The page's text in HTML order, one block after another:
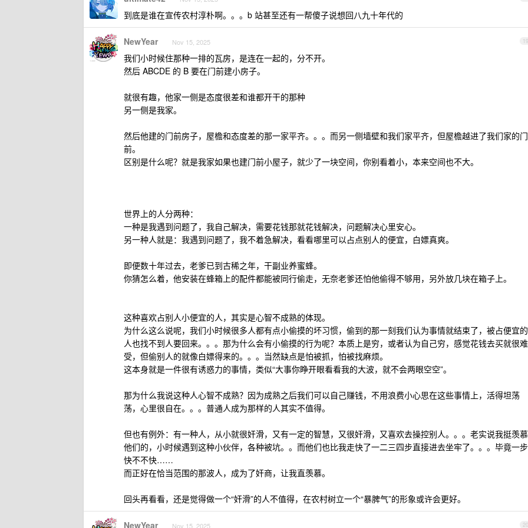
到底是谁在宣传农村淳朴啊。。。b 站甚至还有一帮傻子说想回八九十年代的
19
NewYear Nov 15, 2025
我们小时候住那种一排的瓦房，是连在一起的，分不开。
然后 ABCDE 的 B 要在门前建小房子。
就很有趣，他家一侧是态度很差和谁都开干的那种
另一侧是我家。
然后他建的门前房子，屋檐和态度差的那一家平齐。。。而另一侧墙壁和我们家平齐，但屋檐越进了我们家的门
前。
区别是什么呢？就是我家如果也建门前小屋子，就少了一块空间，你别看着小，本来空间也不大。
世界上的人分两种：
一种是我遇到问题了，我自己解决，需要花钱那就花钱解决，问题解决心里安心。
另一种人就是：我遇到问题了，我不着急解决，看看哪里可以占点别人的便宜，白嫖真爽。
即便数十年过去，老爹已到古稀之年，干副业养蜜蜂。
你猜怎么着，他安装在蜂箱上的配件都能被同行偷走，无奈老爹还怕他偷得不够用，另外放几块在箱子上。
这种喜欢占别人小便宜的人，其实是心智不成熟的体现。
为什么这么说呢，我们小时候很多人都有点小偷摸的坏习惯，偷到的那一刻我们认为事情就结束了，被占便宜的
人也找不到人要回来。。。那为什么会有小偷摸的行为呢？本质上是穷，或者认为自己穷，感觉花钱去买就很难
受，但偷别人的就像白嫖得来的。。。当然缺点是怕被抓，怕被找麻烦。
这本身就是一件很有诱惑力的事情，类似“大事你睁开眼看看我的大波，就不会两眼空空”。
那为什么我说这种人心智不成熟？因为成熟之后我们可以自己赚钱，不用浪费小心思在这些事情上，活得坦荡
荡，心里很自在。。。普通人成为那样的人其实不值得。
但也有例外：有一种人，从小就很奸滑，又有一定的智慧，又很奸滑，又喜欢去操控别人。。。老实说我挺羡慕
他们的，小时候遇到这种小伙伴，各种被坑。。而他们也比我走快了一二三四步直接进去坐牢了。。。毕竟一步
快不不快……
而正好在恰当范围的那波人，成为了奸商，让我直羡慕。
回头再看看，还是觉得做一个“奸滑”的人不值得，在农村树立一个“暴脾气”的形象或许会更好。
20
NewYear Nov 15, 2025